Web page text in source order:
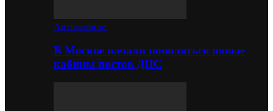
Автомобили
В Москве начали появляться новые
кабины постов ДПС